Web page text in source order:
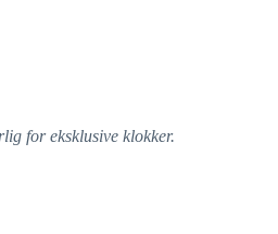
for eksklusive klokker.